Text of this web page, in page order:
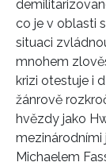
co je v oblasti
situaci
mnohem
krizi otestuje i
žánrově
hvězdy jako
mezinárodními
Michaelem